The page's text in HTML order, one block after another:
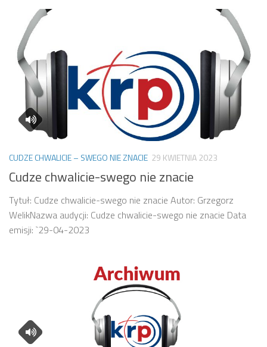
CUDZE CHWALICIE – SWEGO NIE ZNACIE 29 KWIETNIA 2023
Cudze chwalicie-swego nie znacie
Tytuł: Cudze chwalicie-swego nie znacie Autor: Grzegorz
WelikNazwa audycji: Cudze chwalicie-swego nie znacie Data
emisji: `29-04-2023